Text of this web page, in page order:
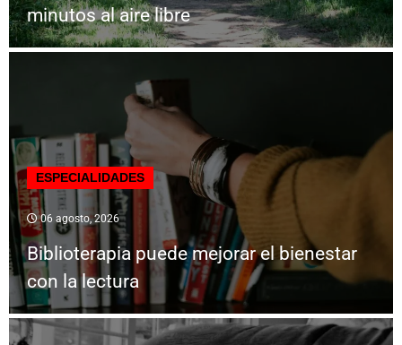
minutos al aire libre
ESPECIALIDADES
06 agosto, 2026
Biblioterapia puede mejorar el bienestar
con la lectura